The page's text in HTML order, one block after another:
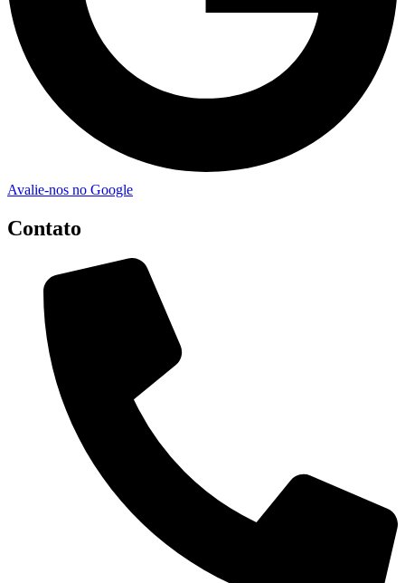
Avalie-nos no Google
Contato